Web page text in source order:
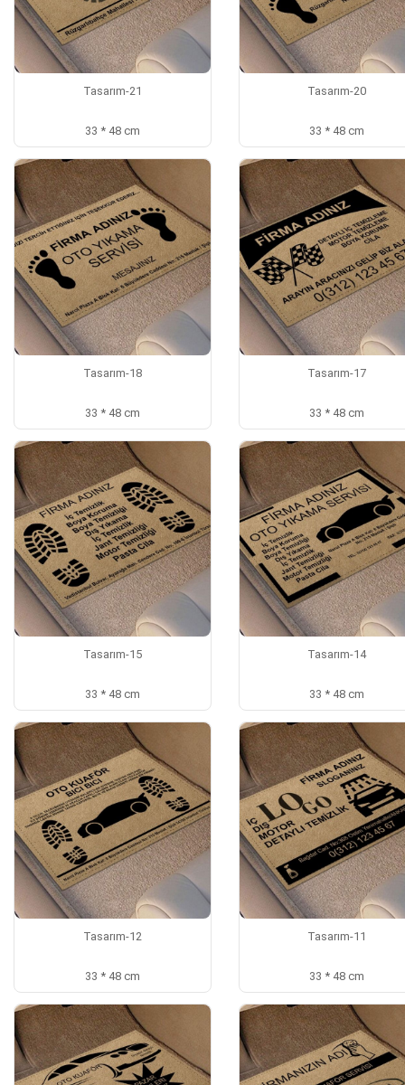
Tasarım-21
33 * 48 cm
Tasarım-20
33 * 48 cm
Tasarım-18
33 * 48 cm
Tasarım-17
33 * 48 cm
Tasarım-15
33 * 48 cm
Tasarım-14
33 * 48 cm
Tasarım-12
33 * 48 cm
Tasarım-11
33 * 48 cm